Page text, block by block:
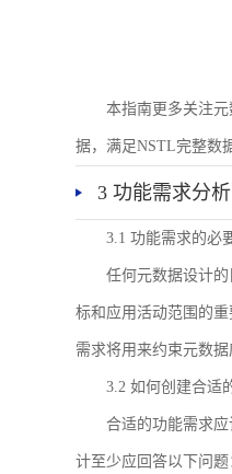
本指南更多关注
据，满足NSTL完整数
3 功能需求分析
3.1 功能需求的必
任何元数据设计
标和应用活动范围的
需求将用来约束元数
3.2 如何创建合适
合适的功能需求
计至少应回答以下问题